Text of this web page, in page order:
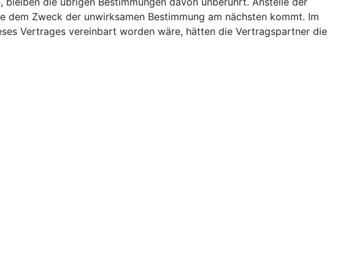
Zweck der unwirksamen Bestimmung am nächsten kommt. Im
Vertrages vereinbart worden wäre, hätten die Vertragspartner die